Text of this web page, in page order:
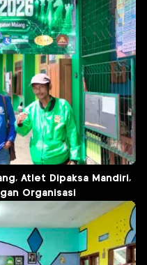
Atlet Dipaksa Mandiri,
Organisasi